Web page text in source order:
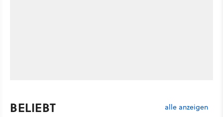
BELIEBT alle anzeigen